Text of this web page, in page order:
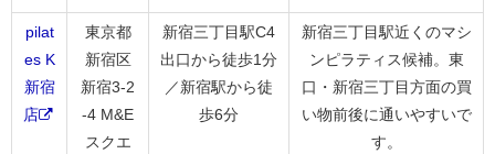
pilat
es K
新宿
店
東京都
新宿区
新宿3-2
-4 M&E
スクエ
新宿三丁目駅C4
出口から徒歩1分
／新宿駅から徒
歩6分
新宿三丁目駅近くのマシ
ンピラティス候補。東
口・新宿三丁目方面の買
い物前後に通いやすいで
す。